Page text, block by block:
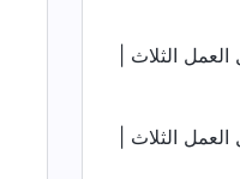
الثلاث |
الثلاث |